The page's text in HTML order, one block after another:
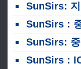
SunSirs: 지난
SunSirs : 중국
SunSirs: 중국
SunSirs : ICE Rapeseed